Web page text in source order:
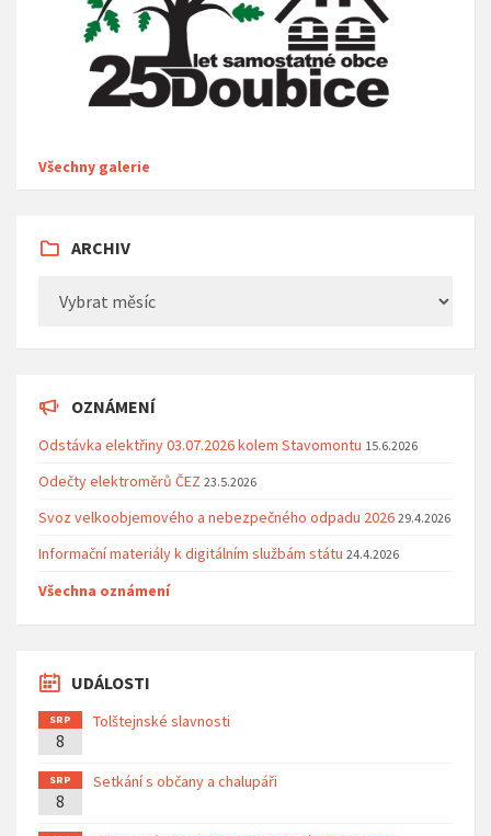
Všechny galerie
ARCHIV
OZNÁMENÍ
Odstávka elektřiny 03.07.2026 kolem Stavomontu 15.6.2026
Odečty elektroměrů ČEZ 23.5.2026
Svoz velkoobjemového a nebezpečného odpadu 2026 29.4.2026
Informační materiály k digitálním službám státu 24.4.2026
Všechna oznámení
UDÁLOSTI
SRP
8
Tolštejnské slavnosti
SRP
8
Setkání s občany a chalupáři